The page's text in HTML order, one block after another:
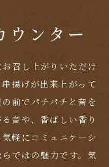
召し上がり いただけ
串揚げが出来上がって
の前でパチパチと音を
音や、香ばしい香り
軽にコミュニケーシ
ではの魅力です。気